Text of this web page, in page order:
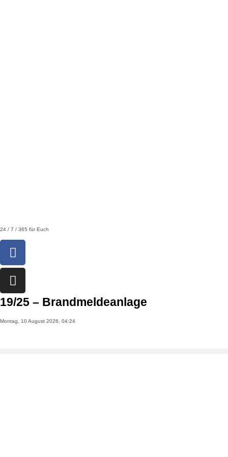
24 / 7 / 365 für Euch
19/25 – Brandmeldeanlage
Montag, 10 August 2026, 04:24